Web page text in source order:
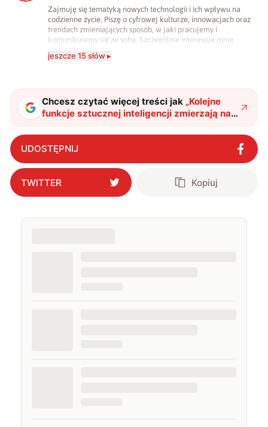
Zajmuję się tematyką nowych technologii i ich wpływu na
codzienne życie. Piszę o cyfrowej kulturze, innowacjach oraz
trendach zmieniających sposób, w jaki pracujemy i
komunikujemy się ze sobą. Szczególnie interesuje mnie
relacja między rozwojem technologii a współczesną
popkulturą. W wolnych chwilach zakopuję się w książkach i
jeszcze 15 słów ▸
Chcesz czytać więcej treści jak „Kolejne
funkcje sztucznej inteligencji zmierzają na
smartfony Galaxy. Co przygotowuje
Samsung?"?
UDOSTĘPNIJ
TWITTER Kopiuj